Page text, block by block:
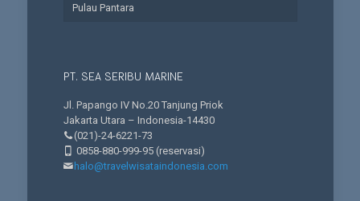
Pulau Pantara
PT. SEA SERIBU MARINE
Jl. Papango IV No.20 Tanjung Priok
Jakarta Utara – Indonesia-14430
(021)-24-6221-73
0858-880-999-95(reservasi)
halo@travelwisataindonesia.com